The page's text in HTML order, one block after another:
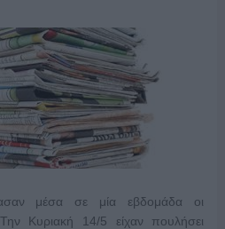
μέσα σε μία εβδομάδα οι
Την Κυριακή 14/5 είχαν πουλήσει